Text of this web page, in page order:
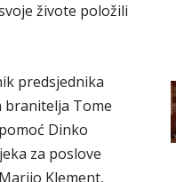
živote položili
predsjednika
branitelja Tome
Dinko
za poslove
Klement,